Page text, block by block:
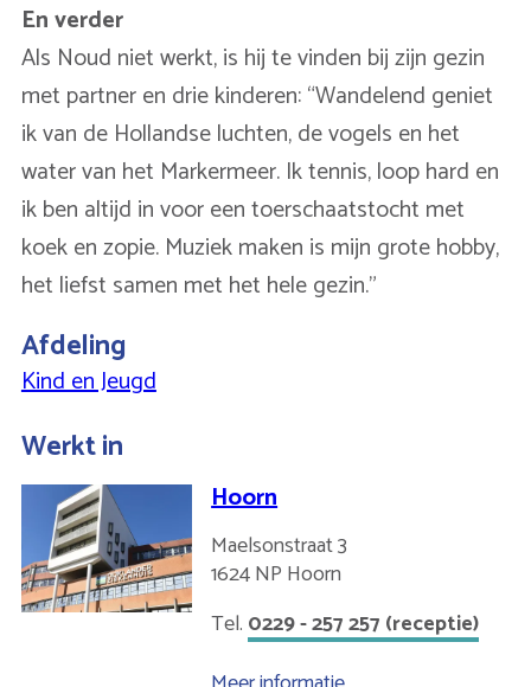
En verder
Als Noud niet werkt, is hij te vinden bij zijn gezin
met partner en drie kinderen: “Wandelend geniet
ik van de Hollandse luchten, de vogels en het
water van het Markermeer. Ik tennis, loop hard en
ik ben altijd in voor een toerschaatstocht met
koek en zopie. Muziek maken is mijn grote hobby,
het liefst samen met het hele gezin.”
Afdeling
Kind en Jeugd
Werkt in
Hoorn
Maelsonstraat 3
1624 NP Hoorn
0229 - 257 257 (receptie)